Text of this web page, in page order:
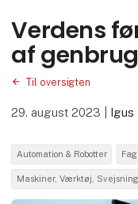
Verdens
af
Til oversigten
29. august 2023 Igus
Automation & Robotter
Maskiner, Værktøj,